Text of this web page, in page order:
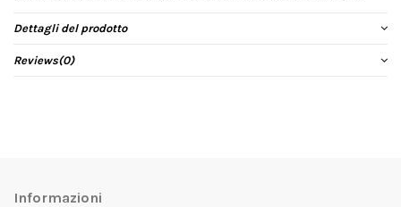
Dettagli del prodotto
Reviews(0)
Informazioni